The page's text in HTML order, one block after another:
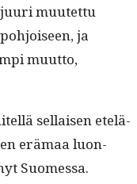
muutet­tu
ja
muut­to,
sel­l­aisen etelä-
erä­maa luon­
Suomessa.